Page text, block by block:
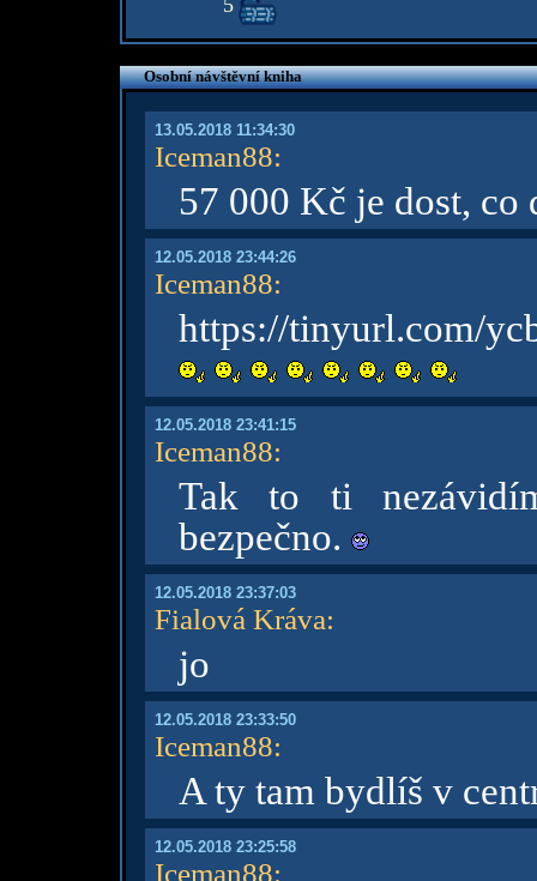
5
Osobní návštěvní kniha
13.05.2018 11:34:30
Iceman88:
57 000 Kč je dost,
12.05.2018 23:44:26
Iceman88:
https://tinyurl.com/
12.05.2018 23:41:15
Iceman88:
Tak to ti
bezpečno.
12.05.2018 23:37:03
Fialová Kráva:
jo
12.05.2018 23:33:50
Iceman88:
A ty tam bydlíš v
12.05.2018 23:25:58
Iceman88: